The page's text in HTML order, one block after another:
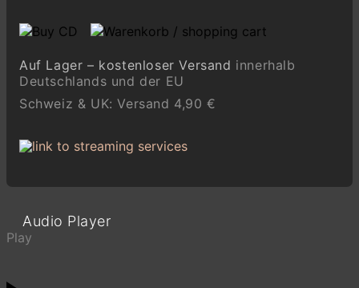
Auf Lager – kostenloser Versand innerhalb
Deutschlands und der EU
Schweiz & UK: Versand 4,90 €
Audio Player
Play